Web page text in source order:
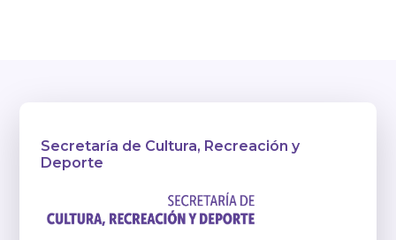
Secretaría de Cultura, Recreación y
Deporte